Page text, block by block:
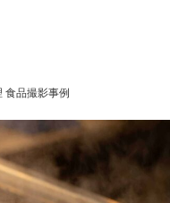
ABOUT
WORKS
PHOTOGRAPH
食品撮影事例